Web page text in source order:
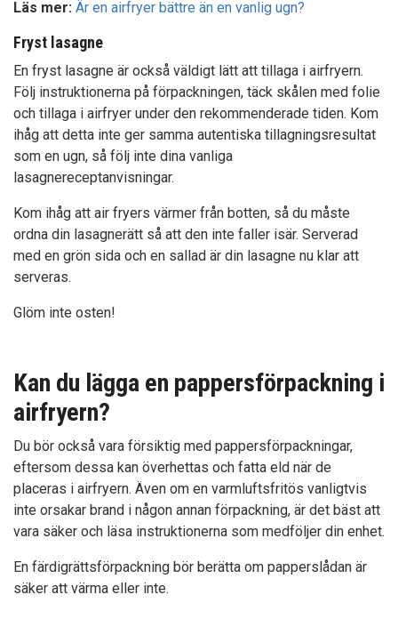
Läs mer: Är en airfryer bättre än en vanlig ugn?
Fryst lasagne
En fryst lasagne är också väldigt lätt att tillaga i airfryern.
Följ instruktionerna på förpackningen, täck skålen med folie
och tillaga i airfryer under den rekommenderade tiden. Kom
ihåg att detta inte ger samma autentiska tillagningsresultat
som en ugn, så följ inte dina vanliga
lasagnereceptanvisningar.
Kom ihåg att air fryers värmer från botten, så du måste
ordna din lasagnerätt så att den inte faller isär. Serverad
med en grön sida och en sallad är din lasagne nu klar att
serveras.
Glöm inte osten!
Kan du lägga en pappersförpackning i
airfryern?
Du bör också vara försiktig med pappersförpackningar,
eftersom dessa kan överhettas och fatta eld när de
placeras i airfryern. Även om en varmluftsfritös vanligtvis
inte orsakar brand i någon annan förpackning, är det bäst att
vara säker och läsa instruktionerna som medföljer din enhet.
En färdigrättsförpackning bör berätta om papperslådan är
säker att värma eller inte.